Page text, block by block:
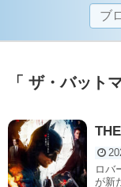
「 ザ・バット
ロバ
が新